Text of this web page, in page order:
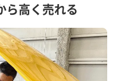
ら高く売れる